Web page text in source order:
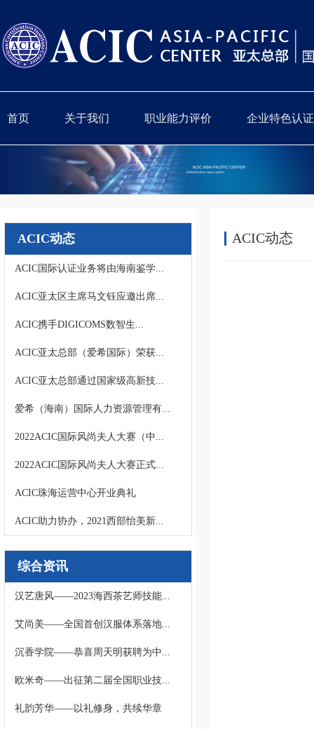
首页 关于我们 职业能力评价 企业特色认证
ACIC动态
ACIC国际认证业务将由海南鉴学...
ACIC亚太区主席马文钰应邀出席...
ACIC携手DIGICOMS数智生...
ACIC亚太总部（爱希国际）荣获...
ACIC亚太总部通过国家级高新技...
爱希（海南）国际人力资源管理有...
2022ACIC国际风尚夫人大赛（中...
2022ACIC国际风尚夫人大赛正式...
ACIC珠海运营中心开业典礼
ACIC助力协办，2021西部怡美新...
综合资讯
汉艺唐风——2023海西茶艺师技能...
艾尚美——全国首创汉服体系落地...
沉香学院——恭喜周天明获聘为中...
欧米奇——出征第二届全国职业技...
礼韵芳华——以礼修身，共续华章
ACIC动态